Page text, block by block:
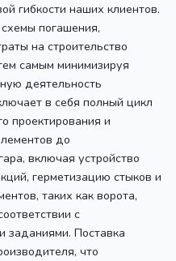
гибкости наших клиентов.
погашения,
на строительство
самым минимизируя
деятельность
в себя полный цикл
проектирования и
до
включая устройство
герметизацию стыков и
таких как ворота,
с
заданиями. Поставка
что